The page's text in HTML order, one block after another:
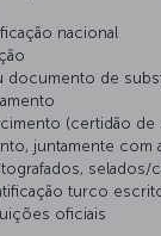
nacional
documento de
(certidão de
juntamente com
selados/
turco
oficiais